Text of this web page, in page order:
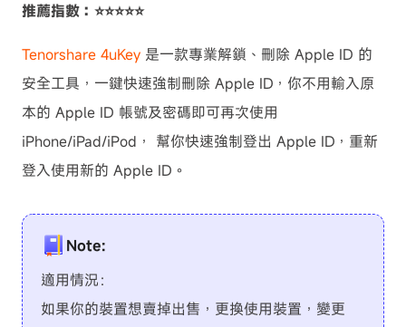
推薦指數：⭐⭐⭐⭐⭐
Tenorshare 4uKey 是一款專業解鎖、刪除 Apple ID 的
安全工具，一鍵快速強制刪除 Apple ID，你不用輸入原
本的 Apple ID 帳號及密碼即可再次使用
iPhone/iPad/iPod， 幫你快速強制登出 Apple ID，重新
登入使用新的 Apple ID。
Note:
適用情況：
如果你的裝置想賣掉出售，更換使用裝置，變更